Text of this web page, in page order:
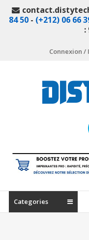
84 50 - (+212) 06 66
:
Connexion /
en
ligne
matériel
informatique
Categories